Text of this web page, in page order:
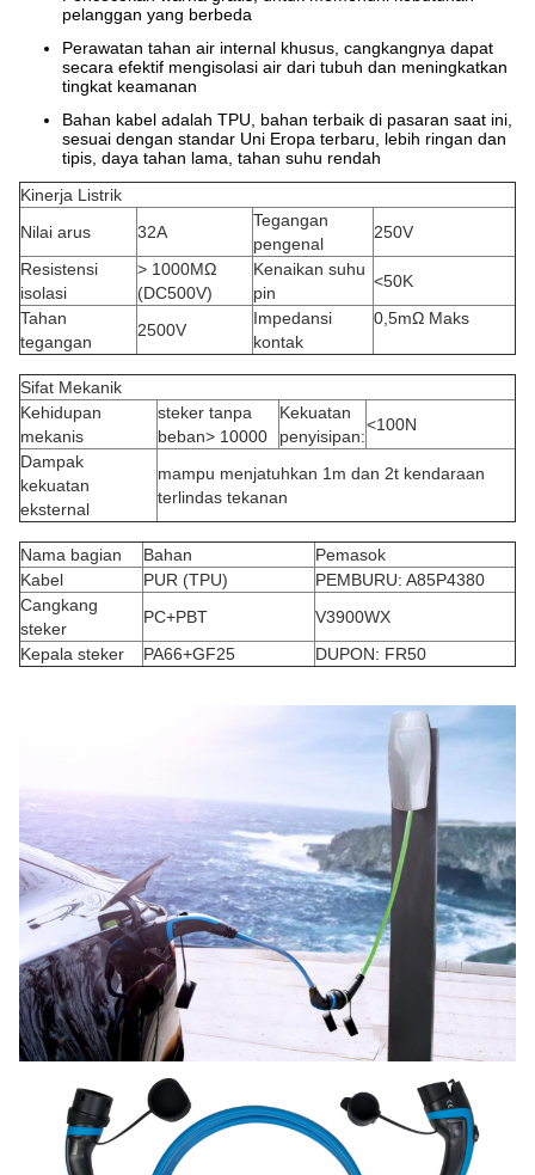
pelanggan yang berbeda
Perawatan tahan air internal khusus, cangkangnya dapat
secara efektif mengisolasi air dari tubuh dan meningkatkan
tingkat keamanan
Bahan kabel adalah TPU, bahan terbaik di pasaran saat ini,
sesuai dengan standar Uni Eropa terbaru, lebih ringan dan
tipis, daya tahan lama, tahan suhu rendah
Kinerja Listrik
Nilai arus
32A
Tegangan
pengenal
250V
Resistensi
isolasi
> 1000MΩ
(DC500V)
Kenaikan suhu
pin
<50K
Tahan
tegangan
2500V
Impedansi
kontak
0,5mΩ Maks
Sifat Mekanik
Kehidupan
mekanis
steker tanpa
beban> 10000
Kekuatan
penyisipan:
<100N
Dampak
kekuatan
eksternal
mampu menjatuhkan 1m dan 2t kendaraan
terlindas tekanan
Nama bagian Bahan
Pemasok
Kabel
PUR (TPU)
PEMBURU: A85P4380
Cangkang
steker
PC+PBT
V3900WX
Kepala steker
PA66+GF25 DUPON: FR50